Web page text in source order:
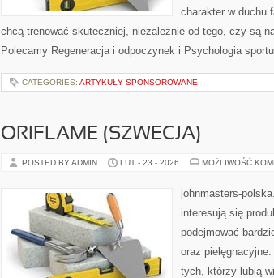
charakter w duchu
chcą trenować skuteczniej, niezależnie od tego, czy są
Polecamy Regeneracja i odpoczynek i Psychologia
CATEGORIES: ARTYKUŁY SPONSOROWANE
ORIFLAME (SZWECJA)
POSTED BY ADMIN LUT - 23 - 2026 MOŻLIWOŚĆ
johnmasters-
interesują się
podejmować
oraz
tych, którzy lubią